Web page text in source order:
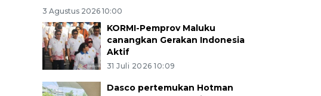
3 Agustus 2026 10:00
KORMI-Pemprov Maluku
canangkan Gerakan Indonesia
Aktif
31 Juli 2026 10:09
Dasco pertemukan Hotman